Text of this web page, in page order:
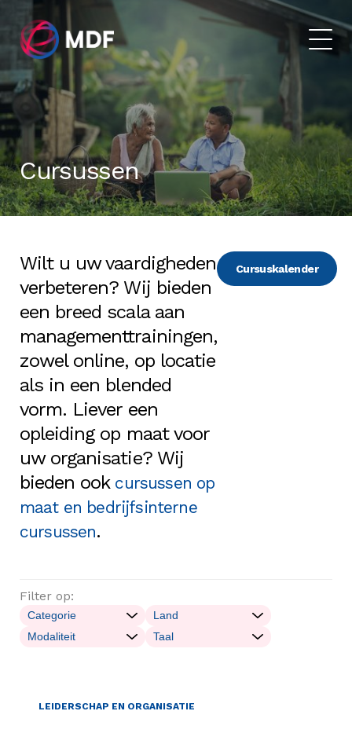
Cursussen
Wilt u uw vaardigheden
verbeteren? Wij bieden
een breed scala aan
managementtrainingen,
zowel online, op locatie
als in een blended
vorm. Liever een
opleiding op maat voor
uw organisatie? Wij
bieden ook cursussen op
maat en bedrijfsinterne
cursussen.
Cursuskalender
Filter op:
LEIDERSCHAP EN ORGANISATIE